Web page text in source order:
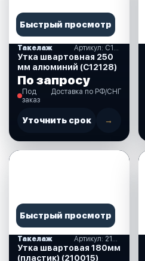
Быстрый просмотр
Такелаж Артикул: С12128
Утка швартовная 250
мм алюминий (С12128)
По запросу
Под
заказ
Доставка по РФ/СНГ
Уточнить срок →
Быстрый просмотр
Такелаж Артикул: 210015
Утка швартовая 180мм
(пластик) (210015)